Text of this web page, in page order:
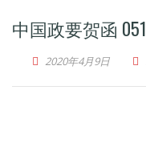
中国政要贺函 051
2020年4月9日